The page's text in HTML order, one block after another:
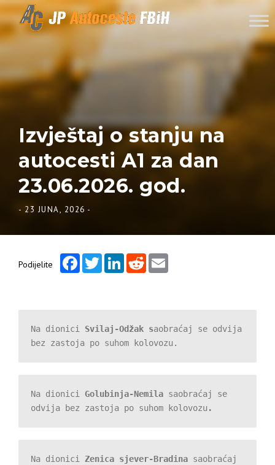
Skip to content
Izvještaj o stanju na
autocesti A1 za dan
23.06.2026. god.
- 23 JUNA, 2026 -
Podijelite
FacebookTwitterLinkedInReddit
Na dionici Svilaj-Odžak saobraćaj se odvija
bez zastoja po suhom kolovozu.
Na dionici Golubinja-Nemila saobraćaj se
odvija bez zastoja po suhom kolovozu .
Na dionici Zenica sjever-Bradina saobraćaj